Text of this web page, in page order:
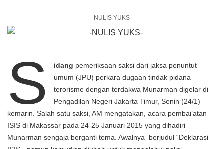
-NULIS YUKS-
S idang pemeriksaan saksi dari jaksa penuntut
umum (JPU) perkara dugaan tindak pidana
terorisme dengan terdakwa Munarman digelar di
Pengadilan Negeri Jakarta Timur, Senin (24/1)
kemarin. Salah satu saksi, AM mengatakan, acara pembai’atan
ISIS di Makassar pada 24-25 Januari 2015 yang dihadiri
Munarman sengaja berganti tema. Awalnya berjudul “Deklarasi